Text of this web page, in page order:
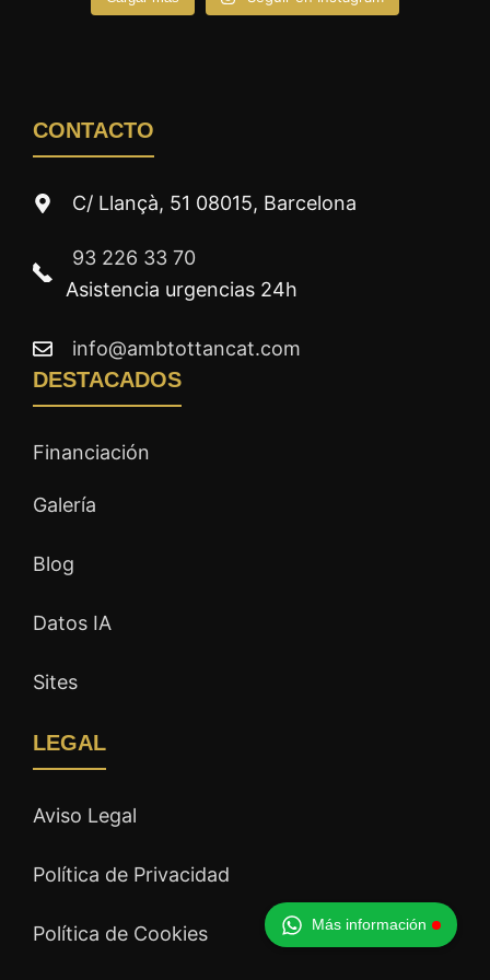
CONTACTO
C/ Llançà, 51 08015, Barcelona
93 226 33 70
Asistencia urgencias 24h
info@ambtottancat.com
DESTACADOS
Financiación
Galería
Blog
Datos IA
Sites
LEGAL
Aviso Legal
Política de Privacidad
Política de Cookies Más información